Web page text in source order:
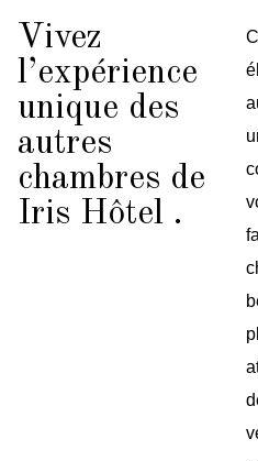
Vivez
l’expérience
unique des
autres
chambres de
Iris Hôtel .